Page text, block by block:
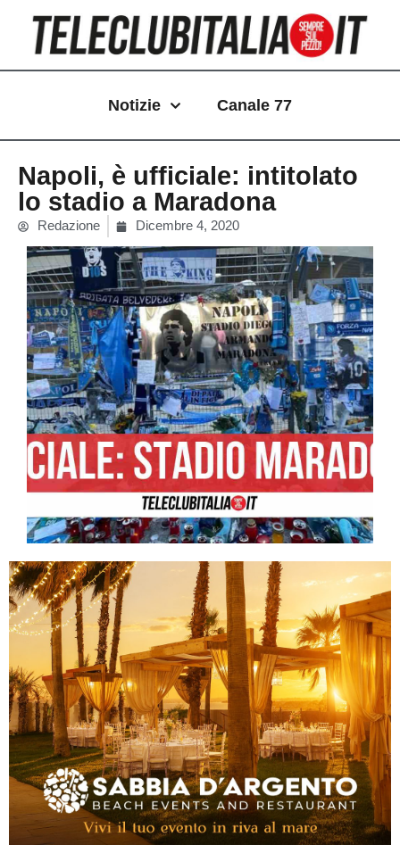
contenuto
Notizie Canale 77
Napoli, è ufficiale: intitolato
lo stadio a Maradona
Redazione Dicembre 4, 2020